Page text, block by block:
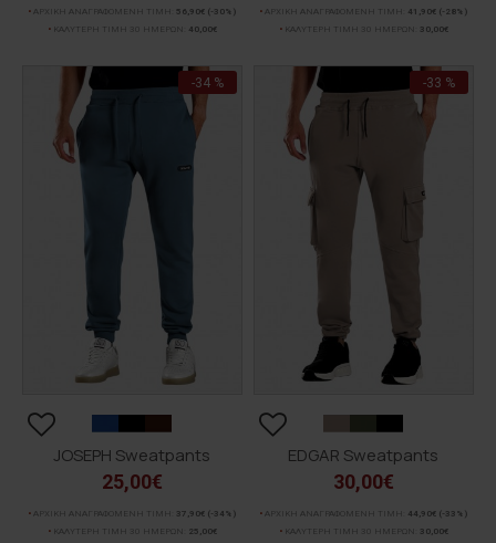
ΑΡΧΙΚΗ ΑΝΑΓΡΑΦΟΜΕΝΗ ΤΙΜΗ: 56,90€ (-30%)
ΚΑΛΥΤΕΡΗ ΤΙΜΗ 30 ΗΜΕΡΩΝ:
40,00€
ΑΡΧΙΚΗ ΑΝΑΓΡΑΦΟΜΕΝΗ ΤΙΜΗ: 41,90€ (-28%)
ΚΑΛΥΤΕΡΗ ΤΙΜΗ 30 ΗΜΕΡΩΝ:
30,00€
-34 %
JOSEPH Sweatpants
25,00€
ΑΡΧΙΚΗ ΑΝΑΓΡΑΦΟΜΕΝΗ ΤΙΜΗ: 37,90€ (-34%)
ΚΑΛΥΤΕΡΗ ΤΙΜΗ 30 ΗΜΕΡΩΝ:
25,00€
-33 %
EDGAR Sweatpants
30,00€
ΑΡΧΙΚΗ ΑΝΑΓΡΑΦΟΜΕΝΗ ΤΙΜΗ: 44,90€ (-33%)
ΚΑΛΥΤΕΡΗ ΤΙΜΗ 30 ΗΜΕΡΩΝ:
30,00€